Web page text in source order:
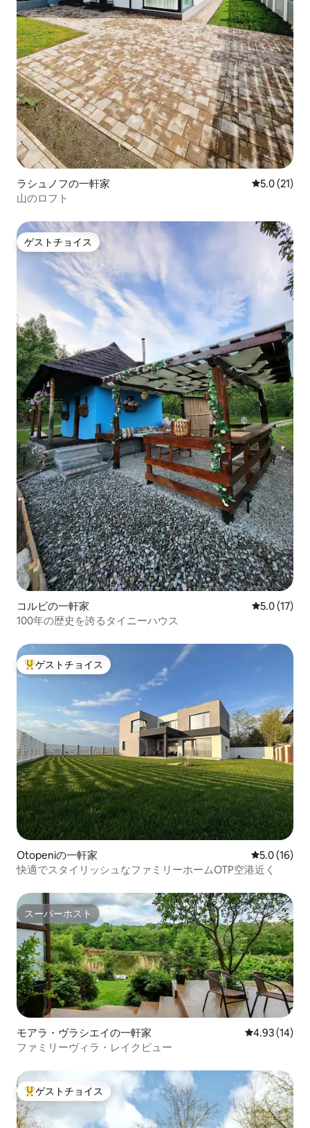
ラシュノフの一軒家 レビュー21
5.0 (21)
山のロフト
ゲストチョイス
ゲストチョイス
コルビの一軒家 レビュー17
5.0 (17)
100年の歴史を誇るタイニーハウス
大好評のゲストチョイスです。
ゲストチョイス
Otopeniの一軒家 レビュー16
5.0 (16)
快適でスタイリッシュなファミリーホームOTP空港近く
スーパーホスト
スーパーホスト
モアラ・ヴラシエイの一軒家 レビュー14
4.93 (14)
ファミリーヴィラ・レイクビュー
大好評のゲストチョイスです。
ゲストチョイス